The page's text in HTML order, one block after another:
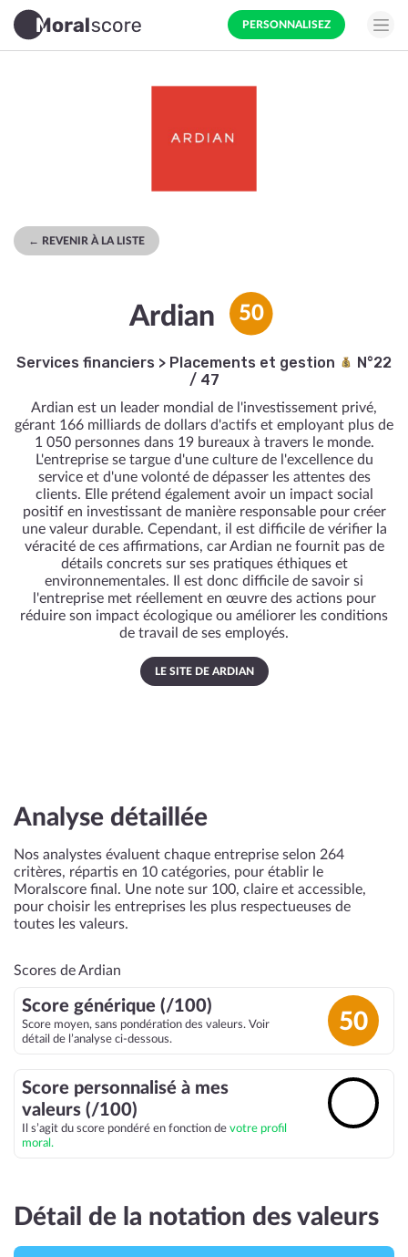
PERSONNALISEZ
← REVENIR À LA LISTE
Ardian 50
Services financiers > Placements et gestion
N°22
/ 47
Ardian est un leader mondial de l'investissement privé,
gérant 166 milliards de dollars d'actifs et employant plus de
1 050 personnes dans 19 bureaux à travers le monde.
L'entreprise se targue d'une culture de l'excellence du
service et d'une volonté de dépasser les attentes des
clients. Elle prétend également avoir un impact social
positif en investissant de manière responsable pour créer
une valeur durable. Cependant, il est difficile de vérifier la
véracité de ces affirmations, car Ardian ne fournit pas de
détails concrets sur ses pratiques éthiques et
environnementales. Il est donc difficile de savoir si
l'entreprise met réellement en œuvre des actions pour
réduire son impact écologique ou améliorer les conditions
de travail de ses employés.
LE SITE DE ARDIAN
Analyse détaillée
Nos analystes évaluent chaque entreprise selon 264
critères, répartis en 10 catégories, pour établir le
Moralscore final. Une note sur 100, claire et accessible,
pour choisir les entreprises les plus respectueuses de
toutes les valeurs.
Scores de Ardian
Score générique (/100)
Score moyen, sans pondération des valeurs. Voir
détail de l’analyse ci-dessous.
50
Score personnalisé à mes
valeurs (/100)
Il s’agit du score pondéré en fonction de votre profil
moral.
Détail de la notation des valeurs